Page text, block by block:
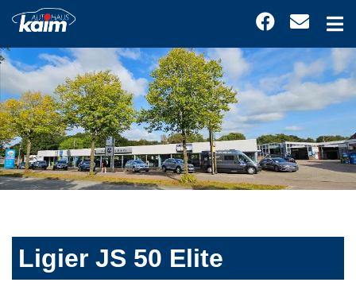
Ligier JS 50 Elite